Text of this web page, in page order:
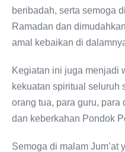
beribadah, serta semoga
Ramadan dan
amal kebaikan di
Kegiatan ini juga menjadi
kekuatan spiritual seluruh
orang tua, para guru, para
dan keberkahan Pondok
Semoga di malam Jum’at